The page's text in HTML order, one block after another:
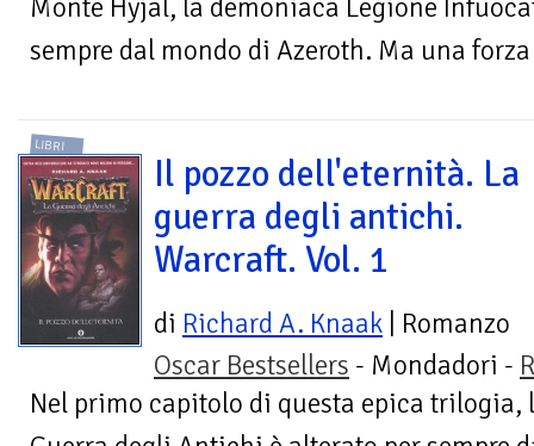
Monte Hyjal, la demoniaca Legione
sempre dal mondo di Azeroth. Ma una
LIBRI
Il pozzo dell'eternità. La
guerra degli antichi.
Warcraft. Vol. 1
di Richard A. Knaak | Romanzo
Oscar Bestsellers - Mondadori -
Nel primo capitolo di questa epica trilogia,